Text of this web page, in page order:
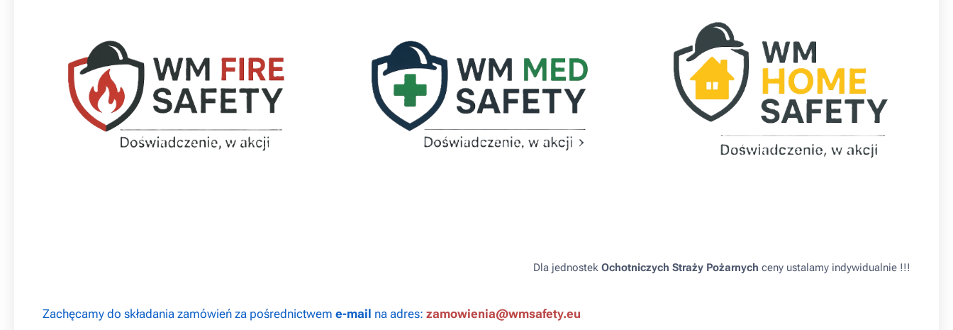
Dla jednostek Ochotniczych Straży Pożarnych ceny ustalamy indywidualnie !!!
Zachęcamy do składania zamówień za pośrednictwem e-mail na adres: zamowienia@wmsafety.eu